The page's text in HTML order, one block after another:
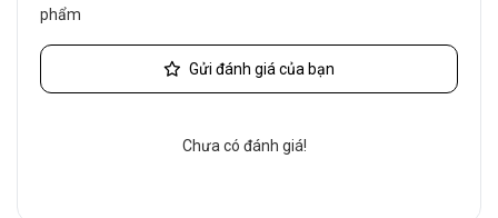
phẩm
Gửi đánh giá của bạn
Chưa có đánh giá!